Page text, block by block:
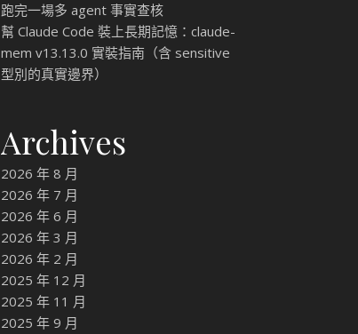
跑完一場多 agent 事實查核
幫 Claude Code 裝上長期記憶：claude-
mem v13.13.0 實裝指南（含 sensitive
型別的真實邊界）
Archives
2026 年 8 月
2026 年 7 月
2026 年 6 月
2026 年 3 月
2026 年 2 月
2025 年 12 月
2025 年 11 月
2025 年 9 月